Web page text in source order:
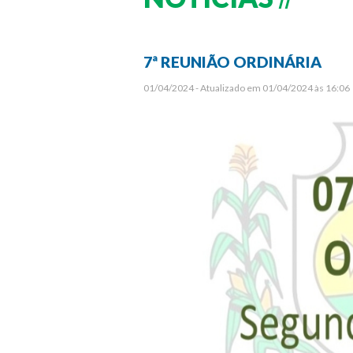
7ª REUNIÃO ORDINÁRIA
01/04/2024 - Atualizado em 01/04/2024 às 16:06